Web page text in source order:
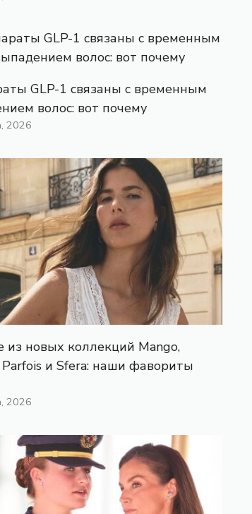
GLP-1 связаны с временным
волос: вот почему
2026
из новых коллекций Mango,
Parfois и Sfera: наши фавориты
2026